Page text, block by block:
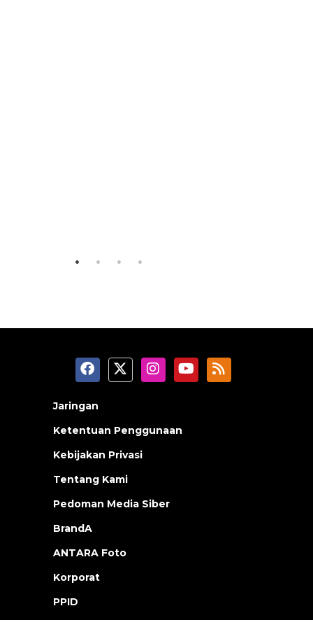
Jaringan
Ketentuan Penggunaan
Kebijakan Privasi
Tentang Kami
Pedoman Media Siber
BrandA
ANTARA Foto
Korporat
PPID